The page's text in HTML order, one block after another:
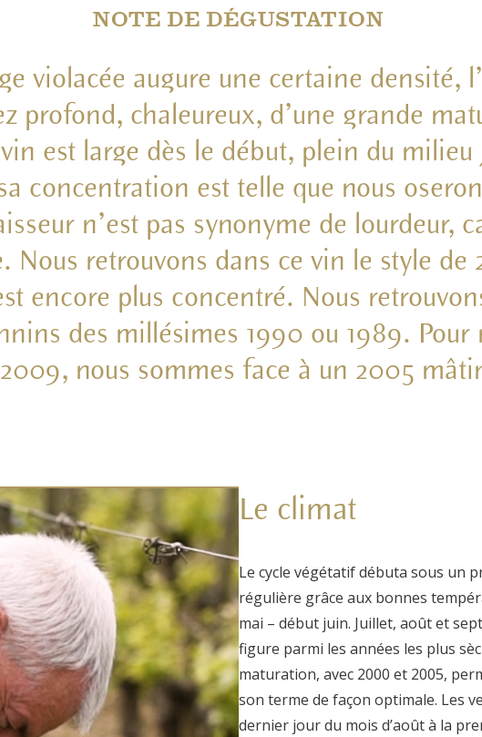
NOTE DE DÉGUSTATION
violacée augure une certaine densité,
profond, chaleureux, d’une grande
est large dès le début, plein du milieu
concentration est telle que nous
n’est pas synonyme de lourdeur,
Nous retrouvons dans ce vin le style de
encore plus concentré. Nous
des millésimes 1990 ou 1989. Pour
nous sommes face à un 2005
Le climat
Le cycle végétatif débuta sous un
régulière grâce aux bonnes
mai – début juin. Juillet, août et
figure parmi les années les plus
maturation, avec 2000 et 2005,
son terme de façon optimale. Les
dernier jour du mois d’août à la